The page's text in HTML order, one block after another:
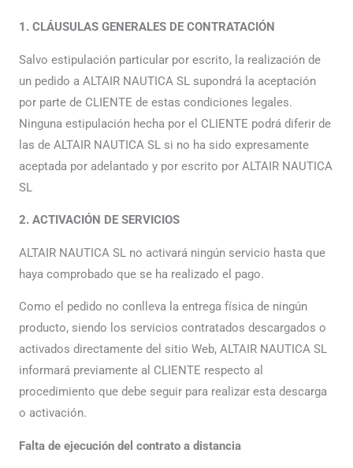
1. CLÁUSULAS GENERALES DE CONTRATACIÓN
Salvo estipulación particular por escrito, la realización de
un pedido a ALTAIR NAUTICA SL supondrá la aceptación
por parte de CLIENTE de estas condiciones legales.
Ninguna estipulación hecha por el CLIENTE podrá diferir de
las de ALTAIR NAUTICA SL si no ha sido expresamente
aceptada por adelantado y por escrito por ALTAIR NAUTICA
SL
2. ACTIVACIÓN DE SERVICIOS
ALTAIR NAUTICA SL no activará ningún servicio hasta que
haya comprobado que se ha realizado el pago.
Como el pedido no conlleva la entrega física de ningún
producto, siendo los servicios contratados descargados o
activados directamente del sitio Web, ALTAIR NAUTICA SL
informará previamente al CLIENTE respecto al
procedimiento que debe seguir para realizar esta descarga
o activación.
Falta de ejecución del contrato a distancia